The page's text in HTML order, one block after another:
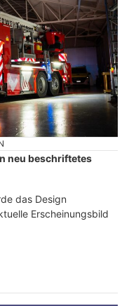
neu beschriftetes
das Design
Erscheinungsbild